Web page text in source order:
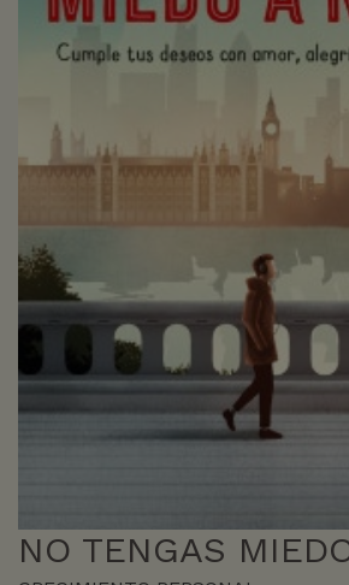
NO TENGAS